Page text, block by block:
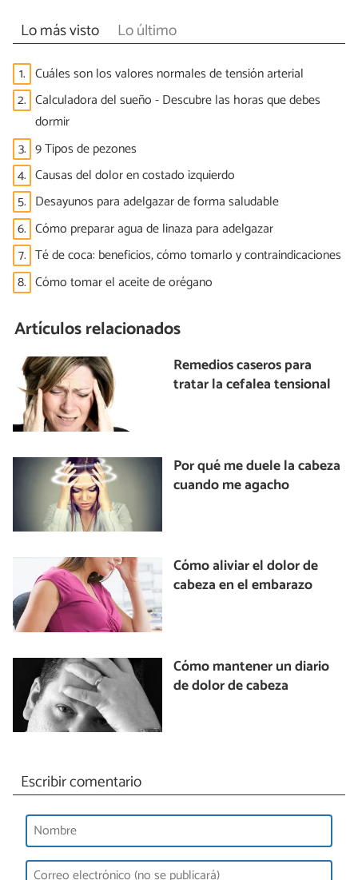
Lo más visto Lo último
1. Cuáles son los valores normales de tensión arterial
2. Calculadora del sueño - Descubre las horas que debes
dormir
3. 9 Tipos de pezones
4. Causas del dolor en costado izquierdo
5. Desayunos para adelgazar de forma saludable
6. Cómo preparar agua de linaza para adelgazar
7. Té de coca: beneficios, cómo tomarlo y contraindicaciones
8. Cómo tomar el aceite de orégano
Artículos relacionados
Remedios caseros para
tratar la cefalea tensional
Por qué me duele la cabeza
cuando me agacho
Cómo aliviar el dolor de
cabeza en el embarazo
Cómo mantener un diario
de dolor de cabeza
Escribir comentario